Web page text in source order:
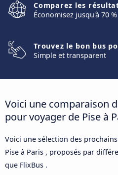
Comparez les
Économisez jusqu'à 70 %
Trouvez le bon bus
Simple et transparent
Voici une comparaison
pour voyager de Pise à
Voici une sélection des
Pise à Paris , proposés par
que FlixBus .